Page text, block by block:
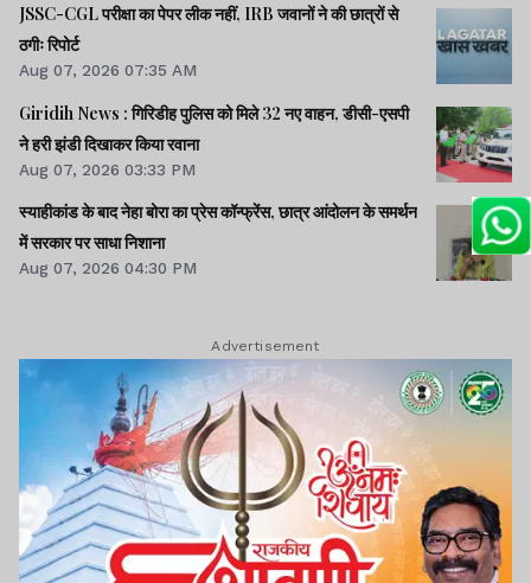
JSSC-CGL परीक्षा का पेपर लीक नहीं, IRB जवानों ने की छात्रों से
ठगीः रिपोर्ट
Aug 07, 2026 07:35 AM
Giridih News : गिरिडीह पुलिस को मिले 32 नए वाहन, डीसी-एसपी
ने हरी झंडी दिखाकर किया रवाना
Aug 07, 2026 03:33 PM
स्याहीकांड के बाद नेहा बोरा का प्रेस कॉन्फ्रेंस, छात्र आंदोलन के समर्थन
में सरकार पर साधा निशाना
Aug 07, 2026 04:30 PM
Advertisement